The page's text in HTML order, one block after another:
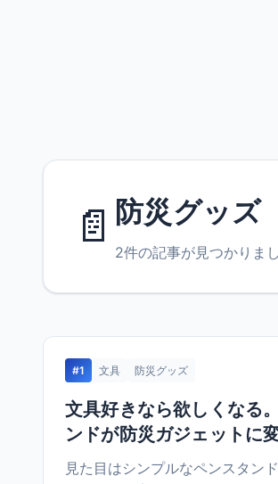
📄 防災グッズ
2件の記事が見つかりま
#1 文具 防災グッズ
文具好きなら欲しくなる
ンドが防災ガジェットに
見た目はシンプルなペンスタン